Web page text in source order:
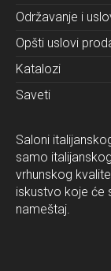
Održavanje i
Opšti uslovi
Katalozi
Saveti
Saloni
samo
vrhunskog
iskustvo koje će
nameštaj.